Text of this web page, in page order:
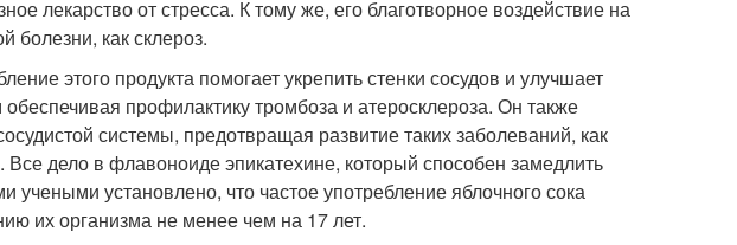
лекарство от стресса. К тому же, его благотворное воздействие на
болезни, как склероз.
этого продукта помогает укрепить стенки сосудов и улучшает
профилактику тромбоза и атеросклероза. Он также
системы, предотвращая развитие таких заболеваний, как
дело в флавоноиде эпикатехине, который способен замедлить
учеными установлено, что частое употребление яблочного сока
их организма не менее чем на 17 лет.